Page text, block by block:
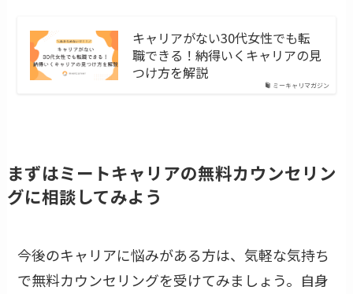
ミーキャリマガジン
キャリアがない30代女性でも転
職できる！納得いくキャリアの見
つけ方を解説
まずはミートキャリアの無料カウンセリン
グに相談してみよう
今後のキャリアに悩みがある方は、気軽な気持ち
で無料カウンセリングを受けてみましょう。自身